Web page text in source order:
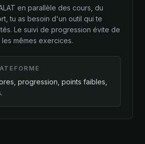
en parallèle des cours, du
tu as besoin d'un outil qui te
Le suivi de progression évite de
mêmes exercices.
progression, points faibles,